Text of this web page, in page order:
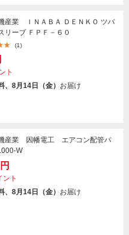
産業 ＩＮＡＢＡ ＤＥＮＫＯ ツバ
リーブ ＦＰＦ－６０
(1)
ト
、8月14日（金） お届け
産業 因幡電工 エアコン配管パ
W
ント
、8月14日（金） お届け